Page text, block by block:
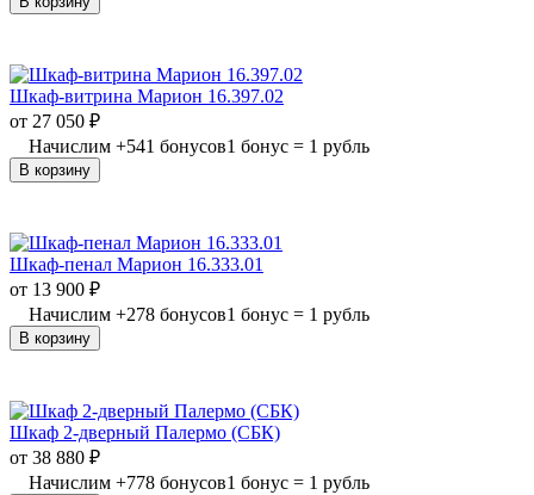
Шкаф-витрина Марион 16.397.02
от 27 050 ₽
Начислим +541 бонусов1 бонус = 1 рубль
В корзину
Шкаф-пенал Марион 16.333.01
от 13 900 ₽
Начислим +278 бонусов1 бонус = 1 рубль
В корзину
Шкаф 2-дверный Палермо (СБК)
от 38 880 ₽
Начислим +778 бонусов1 бонус = 1 рубль